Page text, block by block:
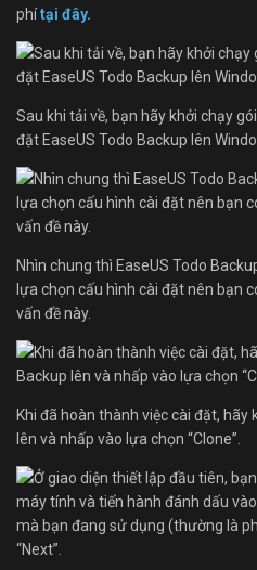
phítại đây.
Sau khi tải về, bạn hãy khởi chạy
đặt EaseUS Todo Backup lên
Nhìn chung thì EaseUS Todo
lựa chọn cấu hình cài đặt nên bạn
vấn đề này.
Khi đã hoàn thành việc cài đặt, hãy
lên và nhấp vào lựa chọn “Clone”.